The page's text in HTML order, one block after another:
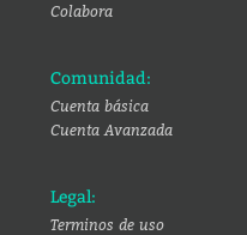
Colabora
Comunidad:
Cuenta básica
Cuenta Avanzada
Legal:
Terminos de uso